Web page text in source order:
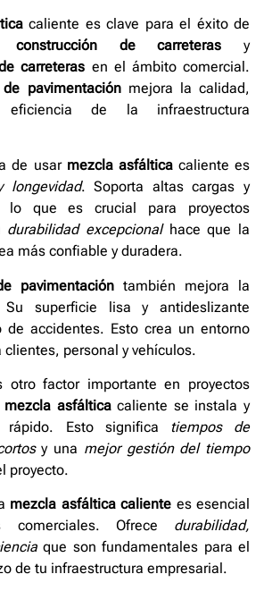
caliente es clave para el éxito de
construcción de carreteras y
carreteras en el ámbito comercial.
pavimentaciónmejora la calidad,
de la infraestructura
de usar mezcla asfálticacaliente es
longevidad. Soporta altas cargas y
lo que es crucial para proyectos
durabilidad excepcionalhace que la
más confiable y duradera.
pavimentación también mejora la
superficie lisa y antideslizante
de accidentes. Esto crea un entorno
clientes, personal y vehículos.
otro factor importante en proyectos
mezcla asfálticacaliente se instala y
rápido. Esto significa tiempos de
y una mejor gestión del tiempo
proyecto.
mezcla asfáltica caliente es esencial
comerciales. Ofrece durabilidad,
que son fundamentales para el
de tu infraestructura empresarial.